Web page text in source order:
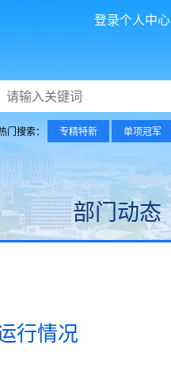
登录个人中心
门搜索： 专精特新 单项冠军
部门动态
行情况